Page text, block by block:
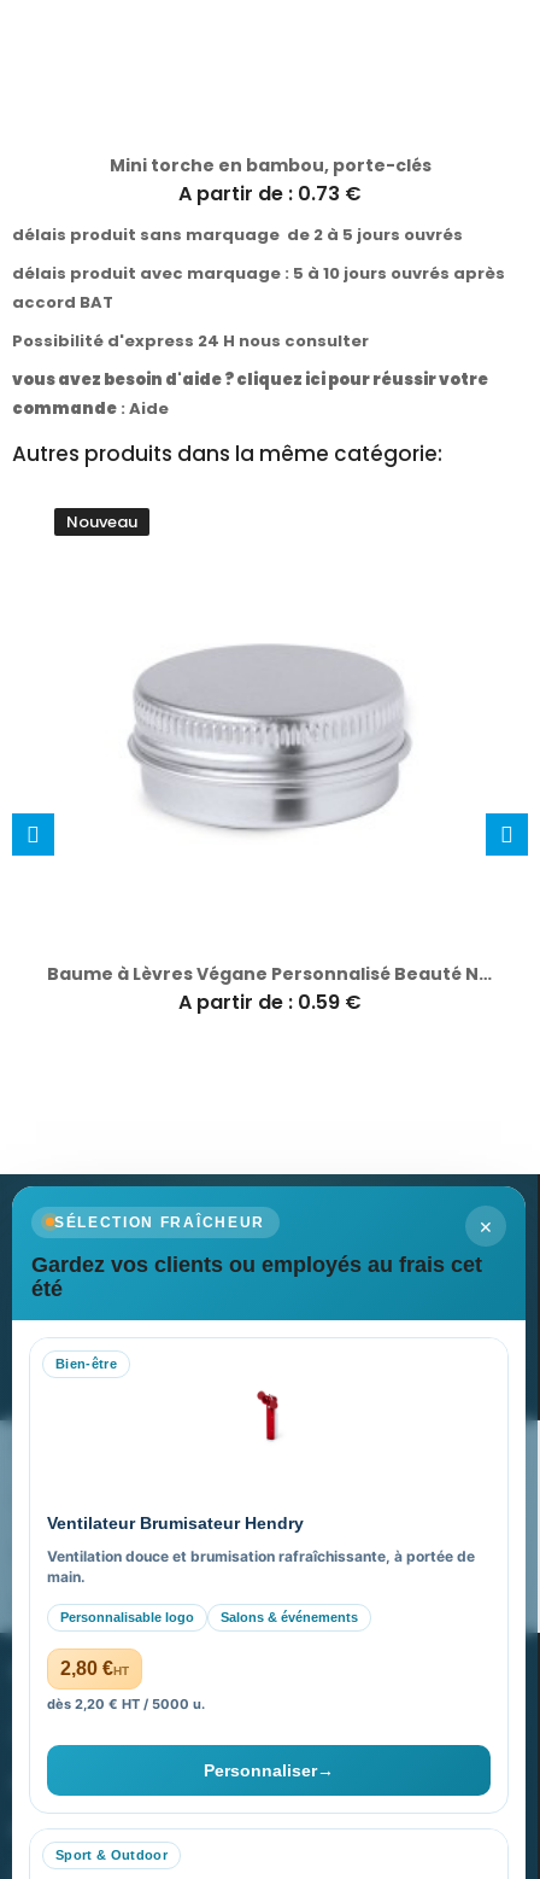
Mini torche en bambou, porte-clés
A partir de : 0.73 €
délais produit sans marquage de 2 à 5 jours ouvrés
délais produit avec marquage : 5 à 10 jours ouvrés après
accord BAT
Possibilité d'express 24 H nous consulter
vous avez besoin d'aide ? cliquez ici pour réussir votre
commande : Aide
Autres produits dans la même catégorie:
Nouveau
Baume à Lèvres Végane Personnalisé Beauté Naturelle Maltix
A partir de : 0.59 €
×
SÉLECTION FRAÎCHEUR
Gardez vos clients ou employés au frais cet
été
Bien-être
Ventilateur Brumisateur Hendry
Ventilation douce et brumisation rafraîchissante, à portée de
main.
Personnalisable logo Salons & événements
2,80 €HT
dès 2,20 € HT / 5000 u.
Personnaliser→
Sport & Outdoor
Newsletter
Recevez nos dernières nouvelles et nos offres spéciales
Nos expertises & accompagnement global
FAQ sur Promenoch Goodies Pub France
Pourquoi ça a marché à 100% pour moi ?
PROMENOCH GOODIES
40 rue Madeleine Michelis
92 200 Neuilly